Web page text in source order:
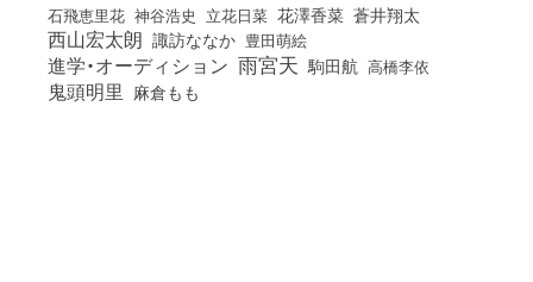
石飛恵里花 神谷浩史 立花日菜 花澤香菜 蒼井翔太
西山宏太朗 諏訪ななか 豊田萌絵
進学・オーディション 雨宮天 駒田航 高橋李依
鬼頭明里 麻倉もも